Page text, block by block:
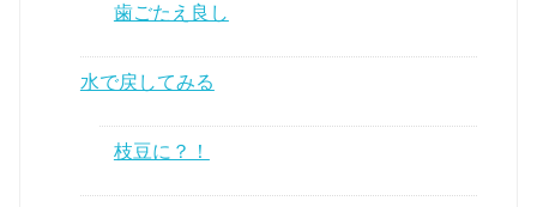
歯ごたえ良し
水で戻してみる
枝豆に？！